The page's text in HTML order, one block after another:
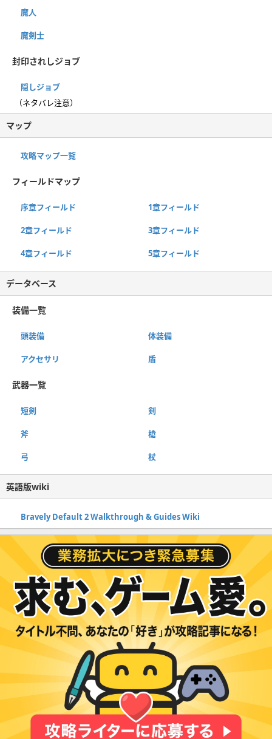
魔人
魔剣士
封印されしジョブ
隠しジョブ
（ネタバレ注意）
マップ
攻略マップ一覧
フィールドマップ
序章フィールド 1章フィールド
2章フィールド 3章フィールド
4章フィールド 5章フィールド
データベース
装備一覧
頭装備 体装備
アクセサリ 盾
武器一覧
短剣 剣
斧 槍
弓 杖
英語版wiki
Bravely Default 2 Walkthrough & Guides Wiki